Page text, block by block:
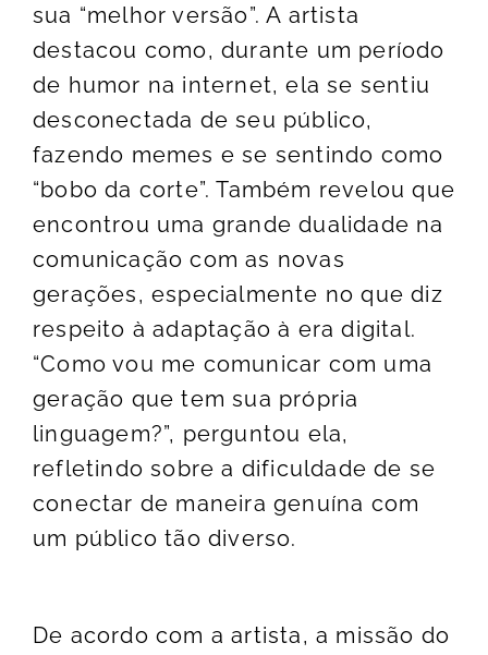
sua “melhor versão”. A artista
destacou como, durante um período
de humor na internet, ela se sentiu
desconectada de seu público,
fazendo memes e se sentindo como
“bobo da corte”. Também revelou que
encontrou uma grande dualidade na
comunicação com as novas
gerações, especialmente no que diz
respeito à adaptação à era digital.
“Como vou me comunicar com uma
geração que tem sua própria
linguagem?”, perguntou ela,
refletindo sobre a dificuldade de se
conectar de maneira genuína com
um público tão diverso.
De acordo com a artista, a missão do